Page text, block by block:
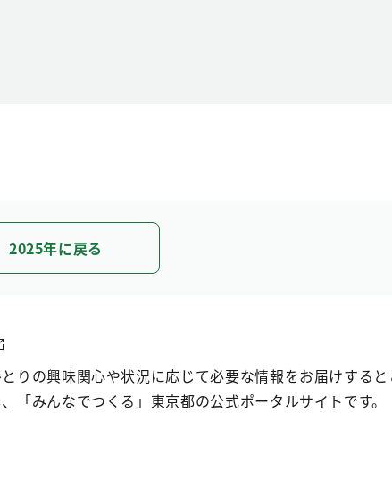
2025年に戻る
りの興味関心や状況に応じて必要な情報をお届けする
「みんなでつくる」東京都の公式ポータルサイトです。